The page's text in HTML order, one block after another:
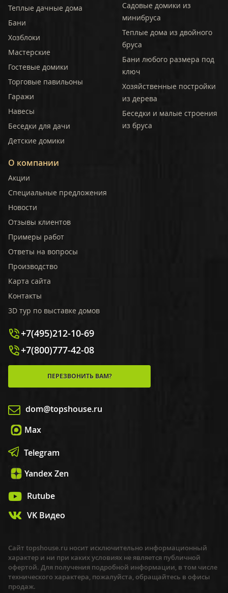
Теплые дачные дома
Бани
Хозблоки
Мастерские
Гостевые домики
Торговые павильоны
Гаражи
Навесы
Беседки для дачи
Детские домики
Садовые домики из
минибруса
Теплые дома из двойного
бруса
Бани любого размера под
ключ
Хозяйственные постройки
из дерева
Беседки и малые строения
из бруса
О компании
Акции
Специальные предложения
Новости
Отзывы клиентов
Примеры работ
Ответы на вопросы
Производство
Карта сайта
Контакты
3D тур по выставке домов
+7(495)212-10-69
+7(800)777-42-08
ПЕРЕЗВОНИТЬ ВАМ?
dom@topshouse.ru
Max
Telegram
Yandex Zen
Rutube
VK Видео
Сайт topshouse.ru носит исключительно информационный
характер и ни при каких условиях не является публичной
офертой. Для получения подробной информации, в том числе
технического характера, пожалуйста, обращайтесь в офисы
продаж.